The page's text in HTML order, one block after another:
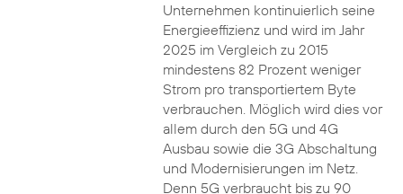
Unternehmen kontinuierlich seine
Energieeffizienz und wird im Jahr
2025 im Vergleich zu 2015
mindestens 82 Prozent weniger
Strom pro transportiertem Byte
verbrauchen. Möglich wird dies vor
allem durch den 5G und 4G
Ausbau sowie die 3G Abschaltung
und Modernisierungen im Netz.
Denn 5G verbraucht bis zu 90